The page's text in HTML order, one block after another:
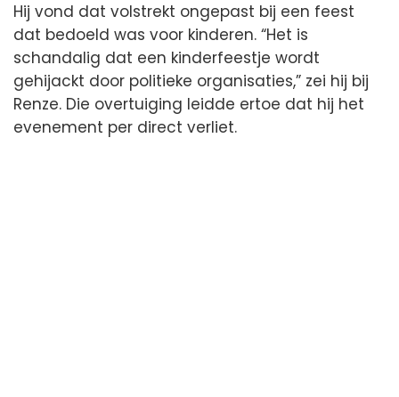
Hij vond dat volstrekt ongepast bij een feest
dat bedoeld was voor kinderen. “Het is
schandalig dat een kinderfeestje wordt
gehijackt door politieke organisaties,” zei hij bij
Renze. Die overtuiging leidde ertoe dat hij het
evenement per direct verliet.